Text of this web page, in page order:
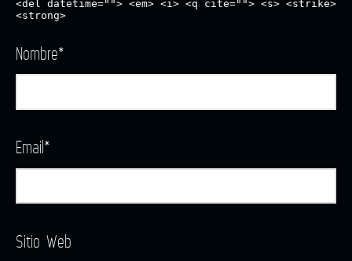
<del datetime=""> <em> <i> <q cite=""> <s> <strike>
<strong>
Nombre*
Email*
Sitio Web